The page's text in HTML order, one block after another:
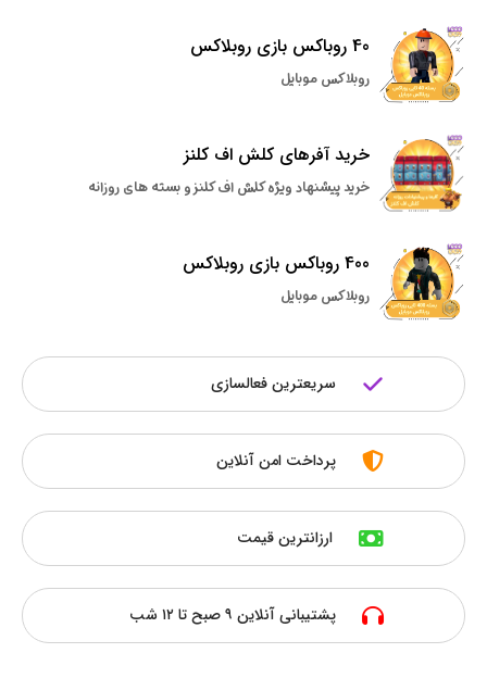
40 روباکس بازی روبلاکس
روبلاکس موبایل
خرید آفرهای کلش اف کلنز
خرید پیشنهاد ویژه کلش اف کلنز و بسته های روزانه
400 روباکس بازی روبلاکس
روبلاکس موبایل
سریعترین فعالسازی
پرداخت امن آنلاین
ارزانترین قیمت
پشتیبانی آنلاین ۹ صبح تا ۱۲ شب